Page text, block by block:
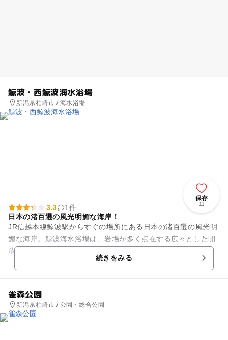
鯨波・西鯨波海水浴場
新潟県柏崎市 / 海水浴場
保存
11
3.3
1件
日本の渚百選の風光明媚な海岸！
JR信越本線鯨波駅からすぐの場所にある日本の渚百選の風光明
媚な海岸。鯨波海水浴場は、岩場が多く点在する広々とした開
放的なビーチで。浜茶屋、売店、民宿なども充実しているため
続きをみる
雀森公園
新潟県柏崎市 / 公園・総合公園